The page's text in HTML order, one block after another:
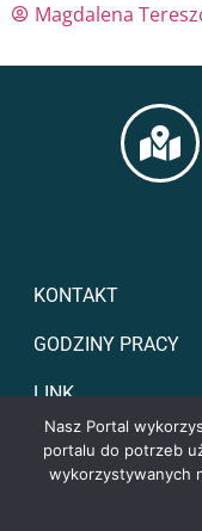
Magdalena
KONTAKT
GODZINY PRACY
LINK
Nasz Portal
portalu do potrzeb
wykorzystywanych